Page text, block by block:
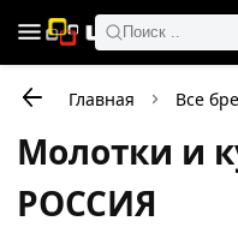
Поиск ..
Главная Все
Молотки и
РОССИЯ